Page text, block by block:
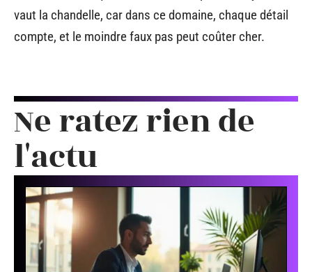
vaut la chandelle, car dans ce domaine, chaque détail
compte, et le moindre faux pas peut coûter cher.
Ne ratez rien de
l'actu